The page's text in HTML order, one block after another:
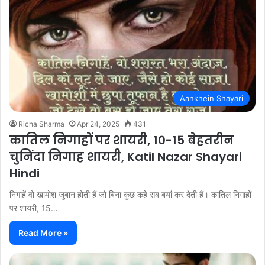
Aankhein Shayari
Richa Sharma Apr 24, 2025 431
कातिल निगाहों पर शायरी, 10-15 बेहतरीन
चुनिंदा निगाह शायरी, Katil Nazar Shayari
Hindi
निगाहें वो खामोश जुबान होती हैं जो बिना कुछ कहे सब बयां कर देती हैं। कातिल निगाहों
पर शायरी, 15…
Read More »